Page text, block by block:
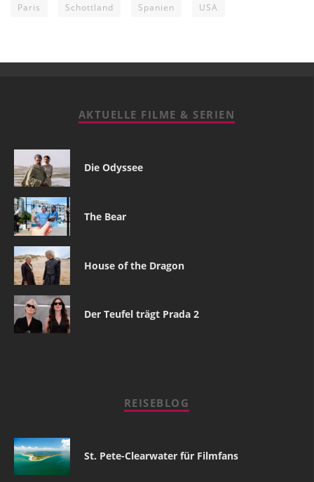
Paris Schottland Spanien USA
AKTUELLE FILME & SERIEN
Die Odyssee
The Bear
House of the Dragon
Der Teufel trägt Prada 2
REISEBLOG
St. Pete-Clearwater für Filmfans